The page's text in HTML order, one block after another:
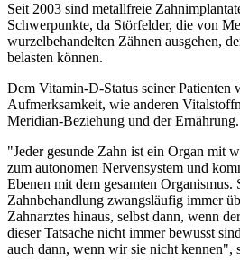
Seit 2003 sind metallfreie
Schwerpunkte, da Störfelder, die von
wurzelbehandelten Zähnen ausgehen,
belasten können.
Dem Vitamin-D-Status seiner Patienten
Aufmerksamkeit, wie anderen
Meridian-Beziehung und der Ernährung.
"Jeder gesunde Zahn ist ein Organ mit
zum autonomen Nervensystem und
Ebenen mit dem gesamten Organismus.
Zahnbehandlung zwangsläufig immer
Zahnarztes hinaus, selbst dann, wenn
dieser Tatsache nicht immer bewusst
auch dann, wenn wir sie nicht kennen",